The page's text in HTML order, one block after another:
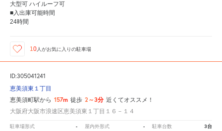
大型可 ハイルーフ可
■入出庫可能時間
24時間
10人がお気に入りの駐車場
ID:305041241
恵美須東１丁目
恵美須町駅から 157m 徒歩 2～3分 近くてオススメ！
大阪府大阪市浪速区恵美須東１丁目１６－１４
駐車場形式 - 屋内外形式 - 駐車台数 3台